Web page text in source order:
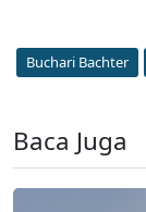
Buchari Bachter
Baca Juga